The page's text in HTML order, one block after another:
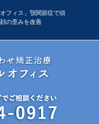
フィス」顎関節症で頭
の歪みを改善